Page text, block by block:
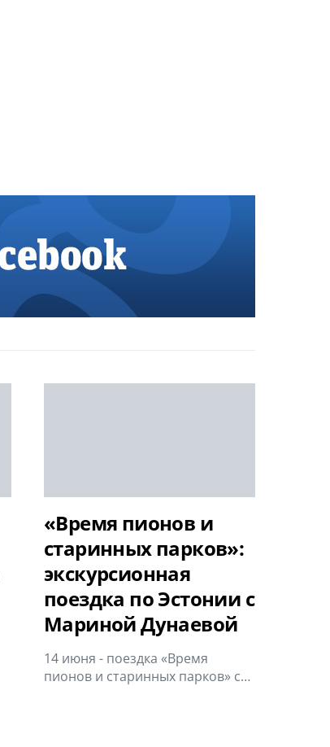
«Время пионов и
старинных парков»:
экскурсионная
поездка по Эстонии с
Мариной Дунаевой
14 июня - поездка «Время
пионов и старинных парков» с…